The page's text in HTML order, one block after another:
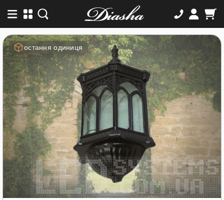
остання одиниця